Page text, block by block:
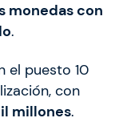
monedas con
.
el puesto 10
con
millones.